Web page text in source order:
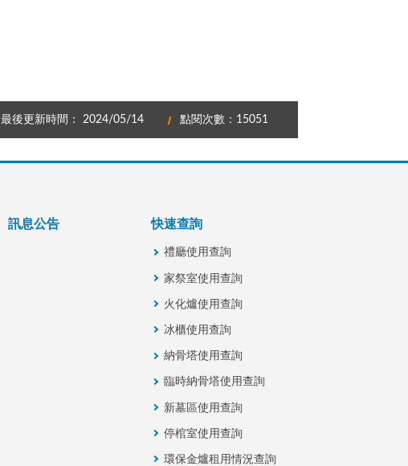
最後更新時間： 2024/05/14 點閱次數：15051
訊息公告 快速查詢
禮廳使用查詢
家祭室使用查詢
火化爐使用查詢
冰櫃使用查詢
納骨塔使用查詢
臨時納骨塔使用查詢
新墓區使用查詢
停棺室使用查詢
環保金爐租用情況查詢